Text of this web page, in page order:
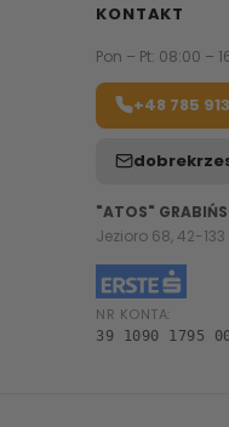
KONTAKT
Pon – Pt: 08:00 –
+48 785
"ATOS"
Jezioro 68, 42-
NR KONTA:
39 1090 1795